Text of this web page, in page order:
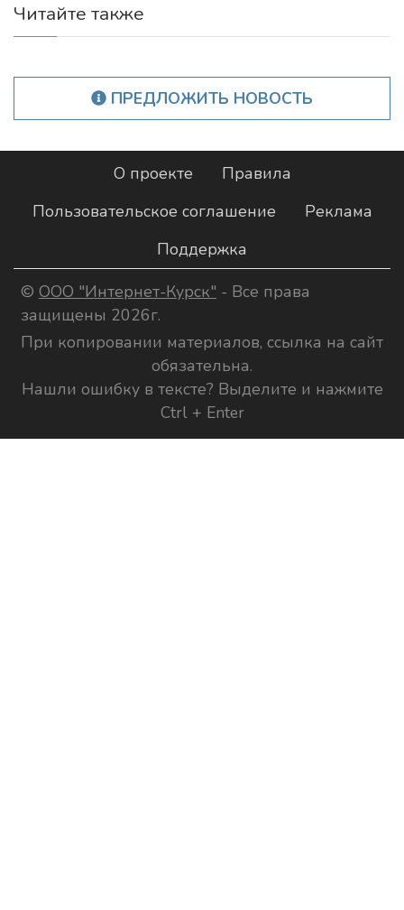
Читайте также
ПРЕДЛОЖИТЬ НОВОСТЬ
О проекте
Правила
Пользовательское соглашение
Реклама
Поддержка
© ООО "Интернет-Курск" - Все права
защищены 2026г.
При копировании материалов, ссылка на сайт
обязательна.
Нашли ошибку в тексте? Выделите и нажмите
Ctrl + Enter